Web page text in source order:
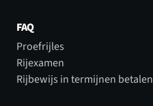
FAQ
Proefrijles
Rijexamen
Rijbewijs in termijnen betalen